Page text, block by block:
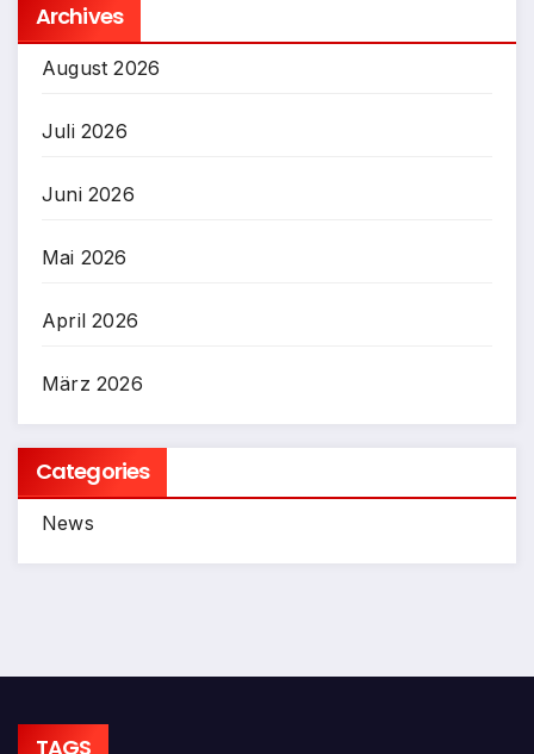
Archives
August 2026
Juli 2026
Juni 2026
Mai 2026
April 2026
März 2026
Categories
News
TAGS